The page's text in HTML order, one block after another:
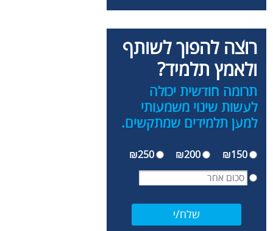
רוצה להפוך לשותף
ולאמץ תלמיד?
תרומה חודשית יכולה
לעשות שינוי משמעותי
למען תלמידים שמתקשים.
₪150
₪200
₪250
שלח/י